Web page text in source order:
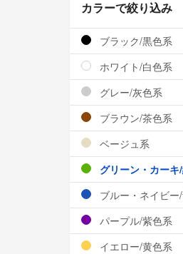
カラーで絞り込み
ブラック/黒色系
ホワイト/白色系
グレー/灰色系
ブラウン/茶色系
ベージュ系
グリーン・カーキ
ブルー・ネイビー
パープル/紫色系
イエロー/黄色系